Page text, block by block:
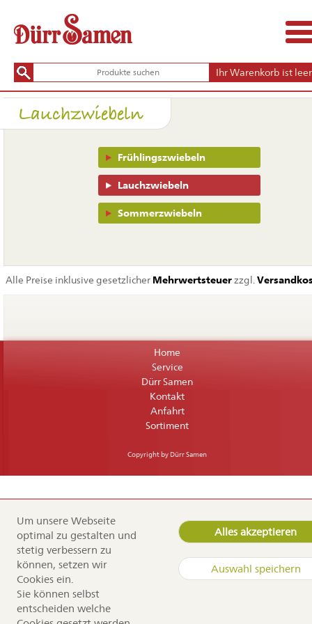
Ihr Warenkorb ist
Lauchzwiebeln
Navigation
überspringen
Frühlingszwiebeln
Lauchzwiebeln
Sommerzwiebeln
Alle Preise inklusive gesetzlicher Mehrwertsteuerzzgl.
Home
Service
Dürr Samen
Kontakt
Anfahrt
Sortiment
Copyright by Dürr Samen
Um unsere Webseite
optimal zu gestalten und
stetig verbessern zu
können, setzen wir
Cookies ein.
Sie können selbst
entscheiden welche
Alles akzeptieren
Auswahl speichern